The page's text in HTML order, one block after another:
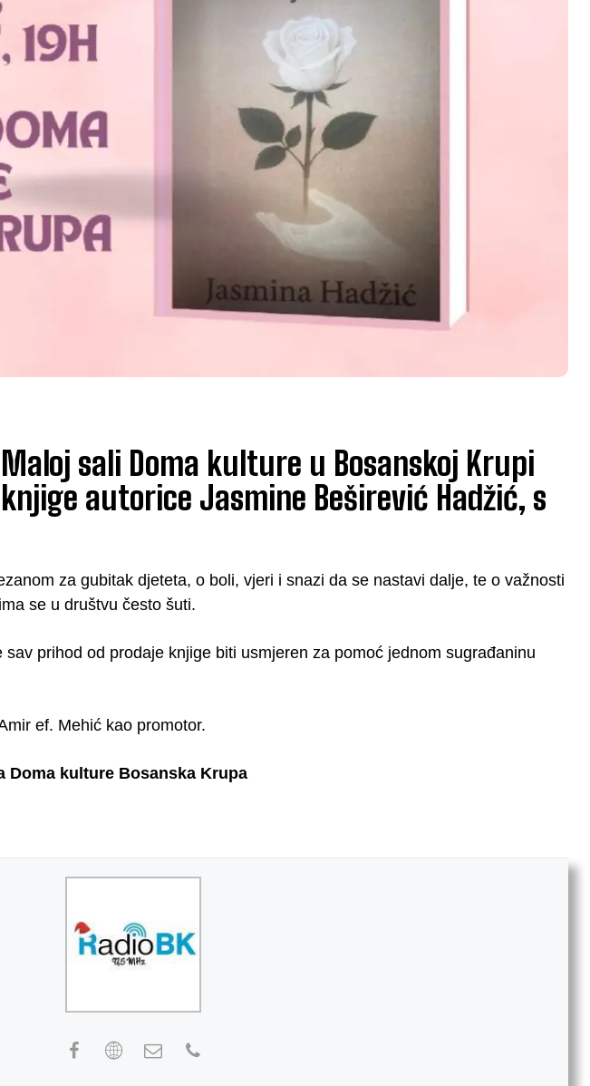
sali Doma kulture u Bosanskoj Krupi
autorice Jasmine Beširević Hadžić, s
za gubitak djeteta, o boli, vjeri i snazi da se nastavi dalje, te o važnosti
se u društvu često šuti.
prihod od prodaje knjige biti usmjeren za pomoć jednom sugrađaninu
ef. Mehić kao promotor.
Doma kulture Bosanska Krupa